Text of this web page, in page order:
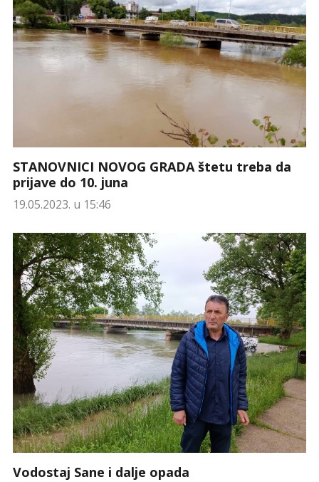
STANOVNICI NOVOG GRADA štetu treba da
prijave do 10. juna
19.05.2023. u 15:46
Vodostaj Sane i dalje opada